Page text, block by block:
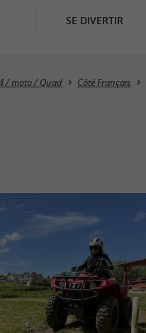
SE DIVERTIR
/ moto / Quad Côté Français